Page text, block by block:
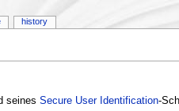
seines Secure User Identification-
history